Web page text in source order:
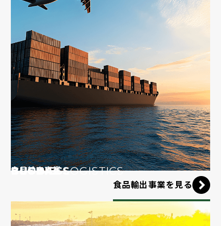
食品輸出事業
GLOBALLOGISTICS
BUSINESS
食品輸出事業を見る